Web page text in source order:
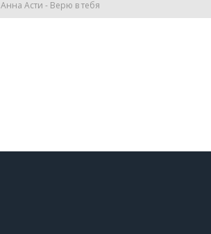
Анна Асти - Верю в тебя